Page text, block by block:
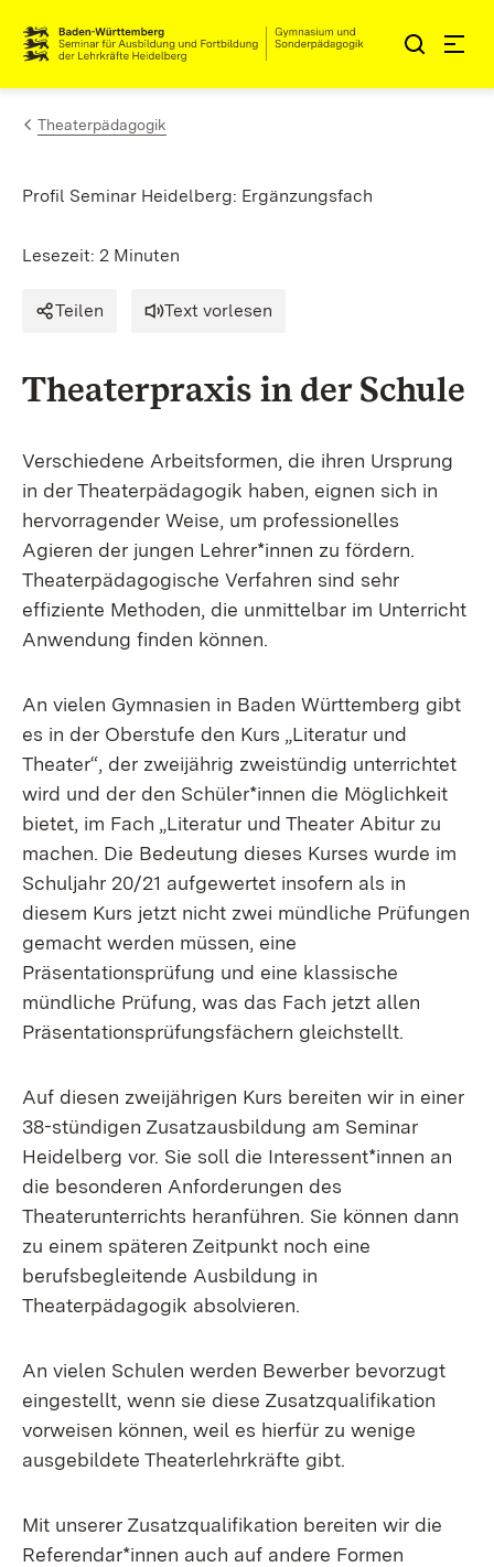
Zum Inhalt springen
Link zur Startseite
Theaterpädagogik
Profil Seminar Heidelberg: Ergänzungsfach
Lesezeit: 2 Minuten
Teilen Text vorlesen
Theaterpraxis in der Schule
Verschiedene Arbeitsformen, die ihren Ursprung
in der Theaterpädagogik haben, eignen sich in
hervorragender Weise, um professionelles
Agieren der jungen Lehrer*innen zu fördern.
Theaterpädagogische Verfahren sind sehr
effiziente Methoden, die unmittelbar im Unterricht
Anwendung finden können.
An vielen Gymnasien in Baden Württemberg gibt
es in der Oberstufe den Kurs „Literatur und
Theater“, der zweijährig zweistündig unterrichtet
wird und der den Schüler*innen die Möglichkeit
bietet, im Fach „Literatur und Theater Abitur zu
machen. Die Bedeutung dieses Kurses wurde im
Schuljahr 20/21 aufgewertet insofern als in
diesem Kurs jetzt nicht zwei mündliche Prüfungen
gemacht werden müssen, eine
Präsentationsprüfung und eine klassische
mündliche Prüfung, was das Fach jetzt allen
Präsentationsprüfungsfächern gleichstellt.
Auf diesen zweijährigen Kurs bereiten wir in einer
38-stündigen Zusatzausbildung am Seminar
Heidelberg vor. Sie soll die Interessent*innen an
die besonderen Anforderungen des
Theaterunterrichts heranführen. Sie können dann
zu einem späteren Zeitpunkt noch eine
berufsbegleitende Ausbildung in
Theaterpädagogik absolvieren.
An vielen Schulen werden Bewerber bevorzugt
eingestellt, wenn sie diese Zusatzqualifikation
vorweisen können, weil es hierfür zu wenige
ausgebildete Theaterlehrkräfte gibt.
Mit unserer Zusatzqualifikation bereiten wir die
Referendar*innen auch auf andere Formen